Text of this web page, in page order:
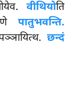
वीथियोति
पातुभवन्ति.
छन्दं